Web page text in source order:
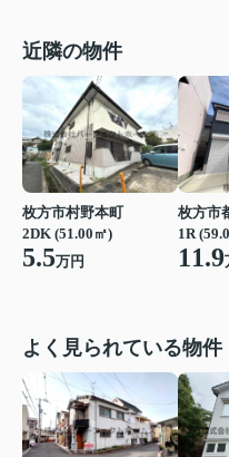
近隣の物件
枚方市村野本町
2DK (51.00㎡)
5.5万円
枚方市
1R
11.9
よく見られている物件